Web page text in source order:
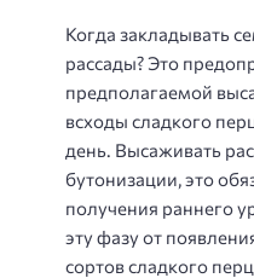
Когда закладывать
рассады? Это
предполагаемой
всходы сладкого
день. Высаживать
бутонизации, это
получения раннего
эту фазу от
сортов сладкого